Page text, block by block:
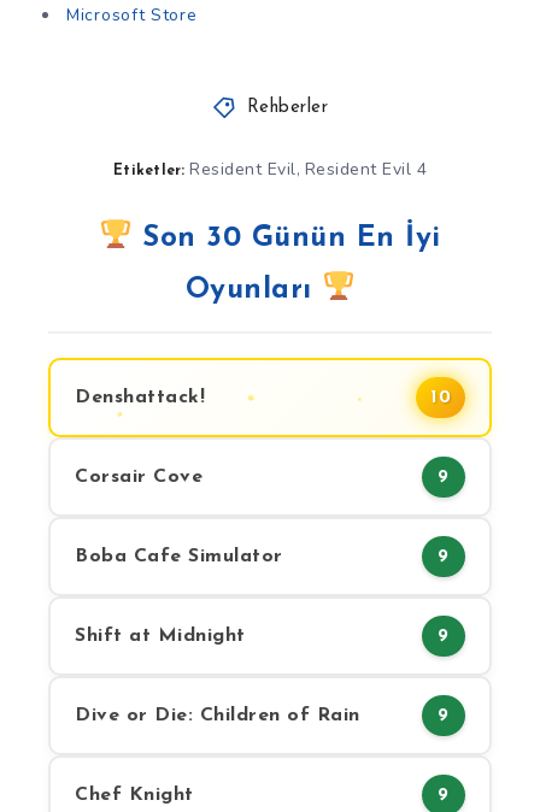
Microsoft Store
Rehberler
Etiketler: Resident Evil, Resident Evil 4
Son 30 Günün En İyi
Oyunları
Denshattack! 10
Corsair Cove 9
Boba Cafe Simulator 9
Shift at Midnight 9
Dive or Die: Children of Rain 9
Chef Knight 9